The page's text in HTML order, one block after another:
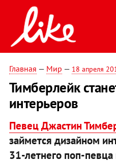
Главная — Мир — 18 апреля
Тимберлейк
интерьеров
Певец Джастин
займется дизайном
31-летнего поп-певца